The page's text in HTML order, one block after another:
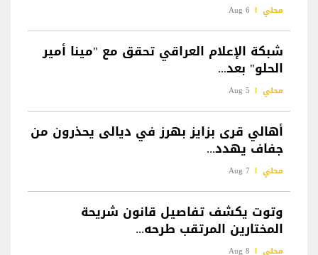
محلي 6 Aug
شبكة الإعلام العراقي تحقق مع "مينا أمير
الحلو" بعد...
محلي 5 Aug
أهالي قرى بزايز بهرز في ديالى يحذرون من
جفاف يهدد...
محلي 7 Aug
وتوت يكشف تفاصيل قانون شريحة
المختارين المرتقب طرحه...
محلي 8 Aug